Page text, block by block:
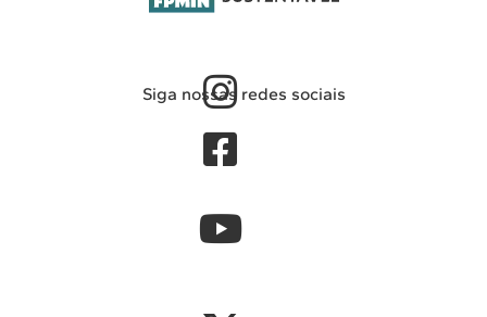
Siga nossas redes sociais